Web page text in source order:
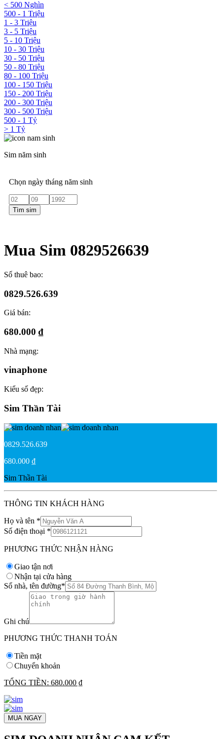
< 500 Nghìn
500 - 1 Triệu
1 - 3 Triệu
3 - 5 Triệu
5 - 10 Triệu
10 - 30 Triệu
30 - 50 Triệu
50 - 80 Triệu
80 - 100 Triệu
100 - 150 Triệu
150 - 200 Triệu
200 - 300 Triệu
300 - 500 Triệu
500 - 1 Tỷ
> 1 Tỷ
Sim năm sinh
Chọn ngày tháng năm sinh
Tìm sim
Mua Sim 0829526639
Số thuê bao:
0829.526.639
Giá bán:
680.000 ₫
Nhà mạng:
vinaphone
Kiểu số đẹp:
Sim Thần Tài
0829.526.639
680.000 ₫
Sim Thần Tài
THÔNG TIN KHÁCH HÀNG
Họ và tên *
Số điện thoại *
PHƯƠNG THỨC NHẬN HÀNG
Giao tận nơi
Nhận tại cửa hàng
Số nhà, tên đường*
Ghi chú
PHƯƠNG THỨC THANH TOÁN
Tiền mặt
Chuyển khoản
TỔNG TIỀN: 680.000 ₫
MUA NGAY